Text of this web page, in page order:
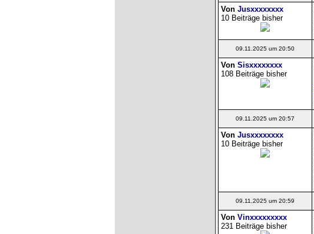
Von Jusxxxxxxxx
10 Beiträge bisher
09.11.2025 um 20:50
Von Sisxxxxxxxx
108 Beiträge bisher
09.11.2025 um 20:57
Von Jusxxxxxxxx
10 Beiträge bisher
09.11.2025 um 20:59
Von Vinxxxxxxxxx
231 Beiträge bisher